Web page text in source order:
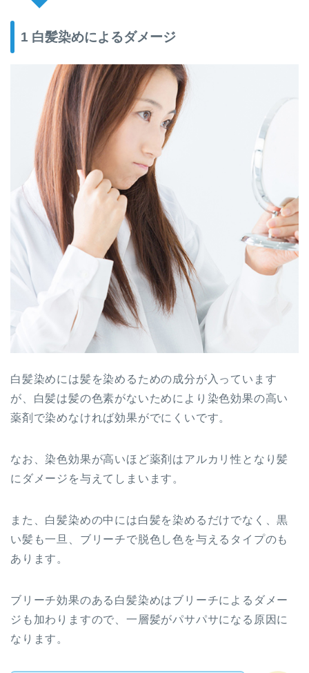
1 白髪染めによるダメージ
白髪染めには髪を染めるための成分が入っています
が、白髪は髪の色素がないためにより染色効果の高い
薬剤で染めなければ効果がでにくいです。
なお、染色効果が高いほど薬剤はアルカリ性となり髪
にダメージを与えてしまいます。
また、白髪染めの中には白髪を染めるだけでなく、黒
い髪も一旦、ブリーチで脱色し色を与えるタイプのも
あります。
ブリーチ効果のある白髪染めはブリーチによるダメー
ジも加わりますので、一層髪がパサパサになる原因に
なります。